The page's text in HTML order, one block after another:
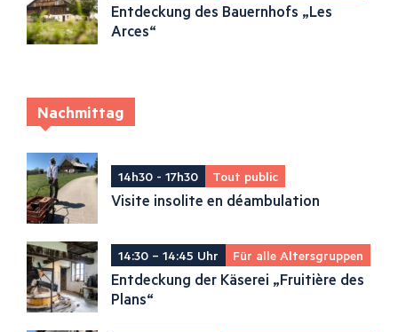
Entdeckung des Bauernhofs „Les
Arces“
Nachmittag
14h30 - 17h30 Tout public
Visite insolite en déambulation
14:30 – 14:45 Uhr Für alle Altersgruppen
Entdeckung der Käserei „Fruitière des
Plans“